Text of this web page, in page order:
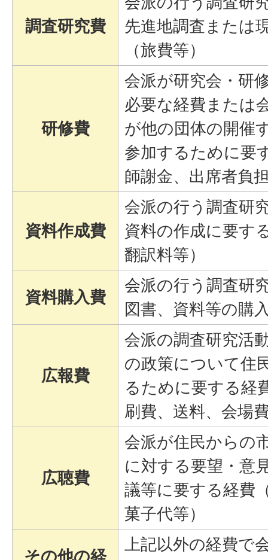
調査研究費
先進地調査または
（旅費等）
研修費
会派が研究会・研
必要な経費または
が他の団体の開催
参加するために要
師謝金、出席者負
資料作成費
会派の行う調査研
資料の作成に要す
翻訳料等）
資料購入費
会派の行う調査研
図書、資料等の購
広報費
会派の調査研究活
の政策について住
るために要する経
刷費、送料、会場
広聴費
会派が住民からの
に対する要望・意
議等に要する経費
菓子代等）
その他の経
上記以外の経費で